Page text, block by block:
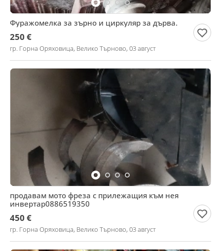
Фуражомелка за зърно и циркуляр за дърва.
250 €
гр. Горна Оряховица, Велико Търново, 03 август
продавам мото фреза с прилежащия към нея
инвертар0886519350
450 €
гр. Горна Оряховица, Велико Търново, 03 август